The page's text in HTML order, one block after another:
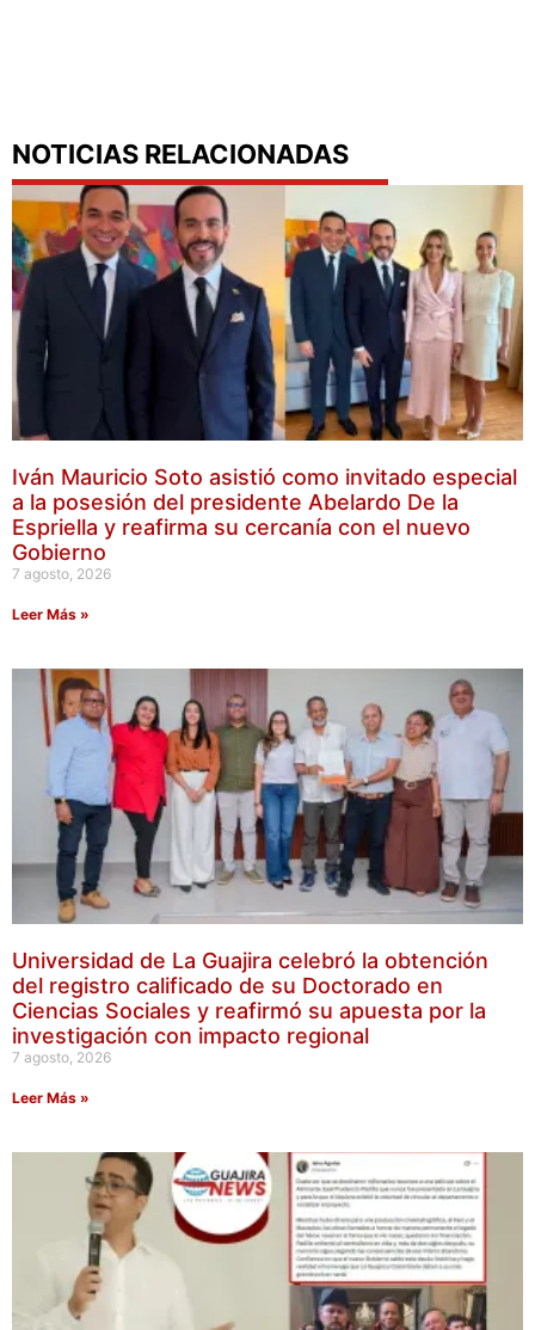
NOTICIAS RELACIONADAS
Iván Mauricio Soto asistió como invitado especial
a la posesión del presidente Abelardo De la
Espriella y reafirma su cercanía con el nuevo
Gobierno
7 agosto, 2026
Leer Más »
Universidad de La Guajira celebró la obtención
del registro calificado de su Doctorado en
Ciencias Sociales y reafirmó su apuesta por la
investigación con impacto regional
7 agosto, 2026
Leer Más »